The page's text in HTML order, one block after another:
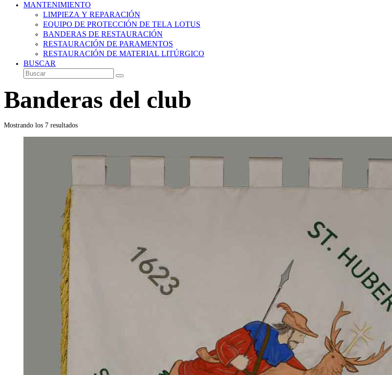
MANTENIMIENTO
LIMPIEZA Y REPARACIÓN
EQUIPO DE PROTECCIÓN DE TELA LOTUS
BANDERAS DE RESTAURACIÓN
RESTAURACIÓN DE PARAMENTOS
RESTAURACIÓN DE MATERIAL LITÚRGICO
BUSCAR
Buscar
Enviar
Banderas del club
Mostrando los 7 resultados